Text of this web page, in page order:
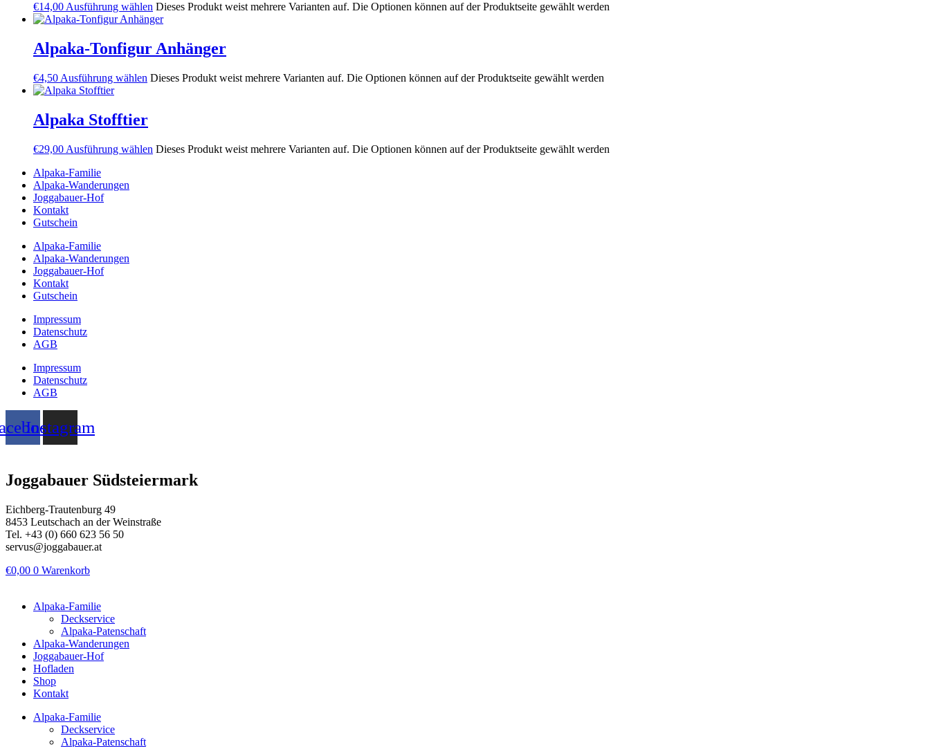
€14,00 Ausführung wählen Dieses Produkt weist mehrere Varianten auf. Die Optionen können auf der Produktseite gewählt werden
Alpaka-Tonfigur Anhänger
€4,50 Ausführung wählen Dieses Produkt weist mehrere Varianten auf. Die Optionen können auf der Produktseite gewählt werden
Alpaka Stofftier
€29,00 Ausführung wählen Dieses Produkt weist mehrere Varianten auf. Die Optionen können auf der Produktseite gewählt werden
Alpaka-Familie
Alpaka-Wanderungen
Joggabauer-Hof
Kontakt
Gutschein
Alpaka-Familie
Alpaka-Wanderungen
Joggabauer-Hof
Kontakt
Gutschein
Impressum
Datenschutz
AGB
Impressum
Datenschutz
AGB
Instagram
Joggabauer Südsteiermark
Eichberg-Trautenburg 49
8453 Leutschach an der Weinstraße
Tel. +43 (0) 660 623 56 50
servus@joggabauer.at
€0,00 0 Warenkorb
Alpaka-Familie
Deckservice
Alpaka-Patenschaft
Alpaka-Wanderungen
Joggabauer-Hof
Hofladen
Shop
Kontakt
Alpaka-Familie
Deckservice
Alpaka-Patenschaft